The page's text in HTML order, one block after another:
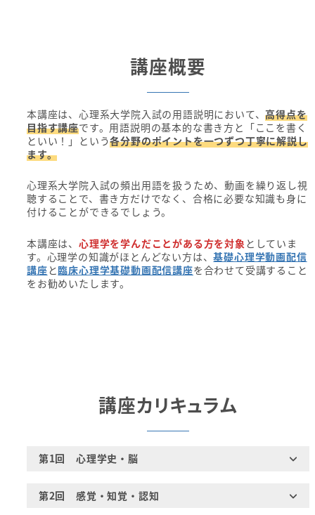
講座概要
本講座は、心理系大学院入試の用語説明において、高得点を
目指す講座です。用語説明の基本的な書き方と「ここを書く
といい！」という各分野のポイントを一つずつ丁寧に解説し
ます。
心理系大学院入試の頻出用語を扱うため、動画を繰り返し視
聴することで、書き方だけでなく、合格に必要な知識も身に
付けることができるでしょう。
本講座は、 心理学を学んだことがある方を対象 としていま
す。心理学の知識がほとんどない方は、基礎心理学動画配信
講座 と臨床心理学基礎動画配信講座を合わせて受講すること
をお勧めいたします。
講座カリキュラム
第1回 心理学史・脳
第2回 感覚・知覚・認知